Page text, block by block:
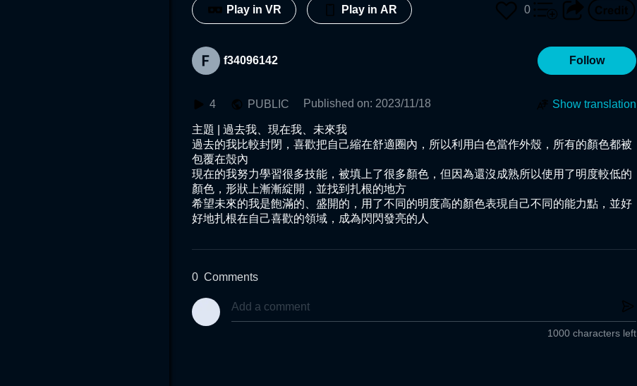
Play in VR Play in AR 0
f34096142 Follow
4 PUBLIC Published on: 2023/11/18 Show translation
主題 | 過去我、現在我、未來我
過去的我比較封閉，喜歡把自己縮在舒適圈內，所以利用白色當作外殼，所有的顏色都被
包覆在殼內
現在的我努力學習很多技能，被填上了很多顏色，但因為還沒成熟所以使用了明度較低的
顏色，形狀上漸漸綻開，並找到扎根的地方
希望未來的我是飽滿的、盛開的，用了不同的明度高的顏色表現自己不同的能力點，並好
好地扎根在自己喜歡的領域，成為閃閃發亮的人
0 Comments
1000 characters left